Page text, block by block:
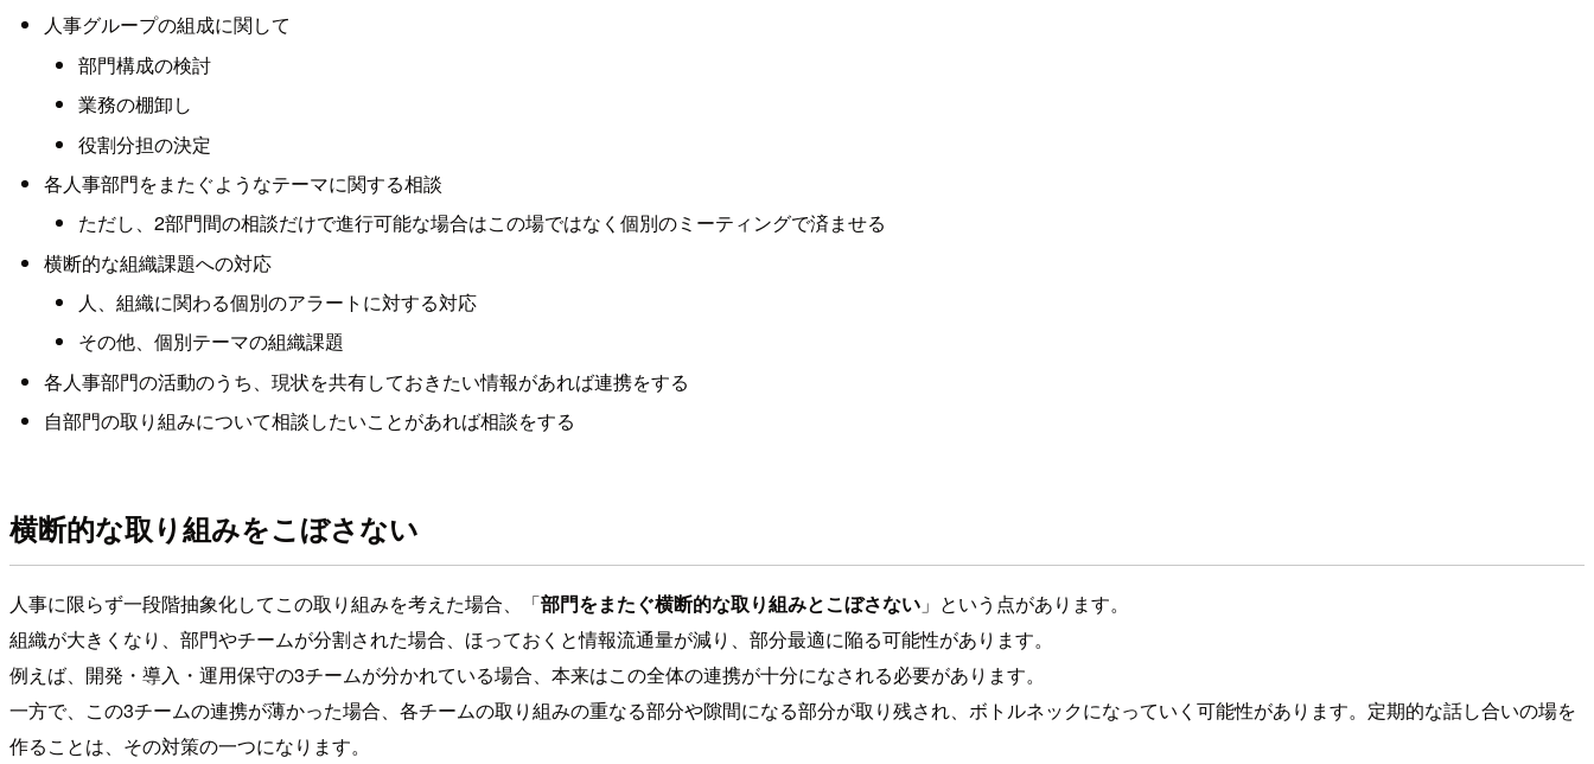
人事グループの組成に関して
部門構成の検討
業務の棚卸し
役割分担の決定
各人事部門をまたぐようなテーマに関する相談
ただし、2部門間の相談だけで進行可能な場合はこの場ではなく個別のミーティングで済ませる
横断的な組織課題への対応
人、組織に関わる個別のアラートに対する対応
その他、個別テーマの組織課題
各人事部門の活動のうち、現状を共有しておきたい情報があれば連携をする
自部門の取り組みについて相談したいことがあれば相談をする
横断的な取り組みをこぼさない
人事に限らず一段階抽象化してこの取り組みを考えた場合、「部門をまたぐ横断的な取り組みとこぼさない 」という点があります。
組織が大きくなり、部門やチームが分割された場合、ほっておくと情報流通量が減り、部分最適に陥る可能性があります。
例えば、開発・導入・運用保守の3チームが分かれている場合、本来はこの全体の連携が十分になされる必要があります。
一方で、この3チームの連携が薄かった場合、各チームの取り組みの重なる部分や隙間になる部分が取り残され、ボトルネックになっていく可能性があります。定期的な話し合いの場を
作ることは、その対策の一つになります。